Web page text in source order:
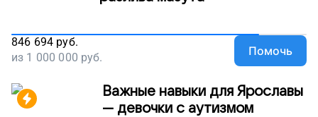
846 694 руб.
из 1 000 000 руб. Помочь
Важные навыки для Ярославы
— девочки с аутизмом